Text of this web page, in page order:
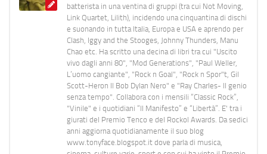
batterista in una ventina di gruppi (tra cui Not Moving,
Link Quartet, Lilith), incidendo una cinquantina di dischi
e suonando in tutta Italia, Europa e USA e aprendo per
Clash, Iggy and the Stooges, Johnny Thunders, Manu
Chao etc. Ha scritto una decina di libri tra cui "Uscito
vivo dagli anni 80", "Mod Generations", "Paul Weller,
L’uomo cangiante", "Rock n Goal", "Rock n Spor"t, Gil
Scott-Heron Il Bob Dylan Nero" e "Ray Charles- Il genio
senza tempo". Collabora con i mensili “Classic Rock”,
"Vinile" e i quotidiani “Il Manifesto” e “Libertà”. E' tra i
giurati del Premio Tenco e del Rockol Awards. Da sedici
anni aggiorna quotidianamente il suo blog
www.tonyface.blogspot.it dove parla di musica,